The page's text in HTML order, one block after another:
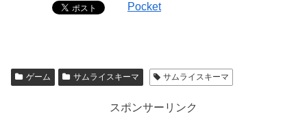
Pocket
ゲーム サムライスキーマ サムライスキーマ
スポンサーリンク